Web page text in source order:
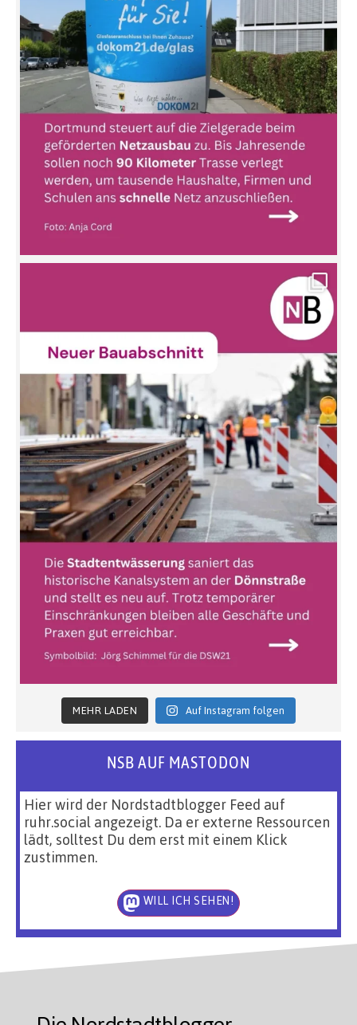
MEHR LADEN Auf Instagram folgen
NSB AUF MASTODON
Hier wird der Nordstadtblogger Feed auf
ruhr.social angezeigt. Da er externe Ressourcen
lädt, solltest Du dem erst mit einem Klick
zustimmen.
WILL ICH SEHEN!